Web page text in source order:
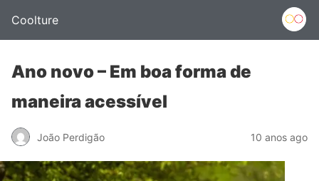
Coolture
Ano novo – Em boa forma de
maneira acessível
João Perdigão 10 anos ago